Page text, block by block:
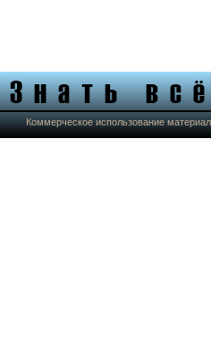
Коммерческое использование